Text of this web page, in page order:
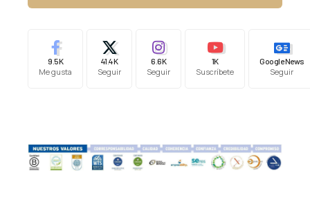
9.5K
Me gusta
41.4K
Seguir
6.6K
Seguir
1K
Suscríbete
Google News
Seguir